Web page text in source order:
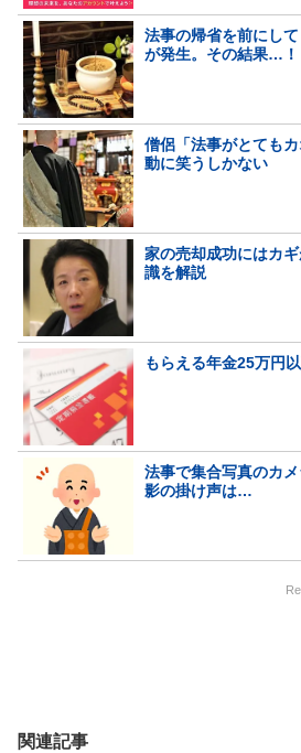
法事の帰省を前にし
が発生。その結果…！
僧侶「法事がとても
動に笑うしかない
家の売却成功にはカ
識を解説
もらえる年金25万円
法事で集合写真のカ
影の掛け声は…
関連記事